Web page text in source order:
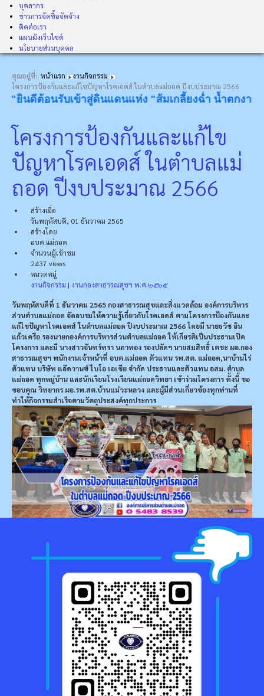
บุคลากร
ข่าวการจัดซื้อจัดจ้าง
ติดต่อเรา
แผนผังเว็บไซต์
นโยบายส่วนบุคคล
คุณอยู่ที่: หน้าแรก
งานกิจกรรม
โครงการป้องกันและแก้ไขปัญหาโรคเอดส์ ในตำบลแม่ถอด ปีงบประมาณ 2566
ยินดีต้อนรับเข้าสู่ดินแดนแห่ง "ส้มเกลี้ยงฉ่ำ น้ำตกงาม โ
โครงการป้องกันและแก้ไข
ปัญหาโรคเอดส์ ในตำบลแม่
ถอด ปีงบประมาณ 2566
สร้างเมื่อ
วันพฤหัสบดี, 01 ธันวาคม 2565
สร้างโดย
อบต.แม่ถอด
จำนวนผู้เข้าชม
2437 views
หมวดหมู่
งานกิจกรรม | งานกองสาธารณสุขฯ พ.ศ.๒๕๖๕
วันพฤหัสบดีที่ 1 ธันวาคม 2565 กองสาธารณสุขและสิ่งแวดล้อม องค์การบริหาร
ส่วนตำบลแม่ถอด จัดอบรมให้ความรู้เกี่ยวกับโรคเอดส์ ตามโครงการป้องกันและ
แก้ไขปัญหาโรคเอดส์ ในตำบลแม่ถอด ปีงบประมาณ 2566โดยมี นายธวัช อิน
แก้วเครือ รองนายกองค์การบริหารส่วนตำบลแม่ถอด ให้เกียรติเป็นประธานเปิด
โครงการ และมี นางสาวจันทร์ทรา นภาทอง รองปลัดฯ นายสมสิทธิ์ เตชะ ผอ.กอง
สาธารณสุขฯ พนักงานเจ้าหน้าที่ อบต.แม่ถอด ตัวแทน รพ.สต. แม่ถอด,นาบ้านไร่
ตัวแทน บริษัท แอ๊ดวานซ์ ไบโอ เอเชีย จำกัด ประธานและตัวแทน อสม. ตำบล
แม่ถอด ทุกหมู่บ้าน และนักเรียนโรงเรียนแม่ถอดวิทยา เข้าร่วมโครงการ ทั้งนี้ ขอ
ขอบคุณ วิทยากร ผอ.รพ.สต.บ้านแม่วะหลวง และผู้มีส่วนเกี่ยวข้องทุกท่านที่
ทำให้กิจกรรมสำเร็จตามวัตถุประสงค์ทุกประการ